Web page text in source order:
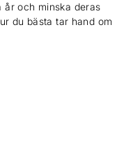
år och minska deras
du bästa tar hand om